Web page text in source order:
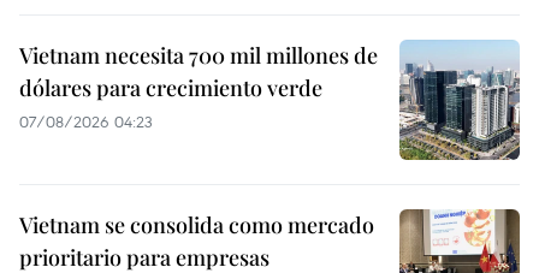
Vietnam necesita 700 mil millones de
dólares para crecimiento verde
07/08/2026 04:23
Vietnam se consolida como mercado
prioritario para empresas